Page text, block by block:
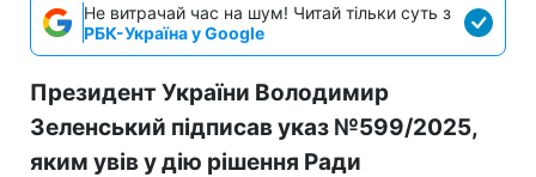
Не витрачай час на шум! Читай тільки суть з
РБК-Україна у Google
Президент України Володимир
Зеленський підписав указ №599/2025,
яким увів у дію рішення Ради